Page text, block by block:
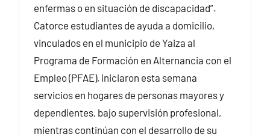
enfermas o en situación de discapacidad”.
Catorce estudiantes de ayuda a domicilio,
vinculados en el municipio de Yaiza al
Programa de Formación en Alternancia con el
Empleo (PFAE), iniciaron esta semana
servicios en hogares de personas mayores y
dependientes, bajo supervisión profesional,
mientras continúan con el desarrollo de su